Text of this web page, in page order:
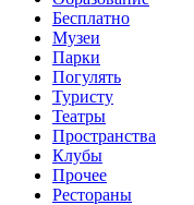
Бесплатно
Музеи
Парки
Погулять
Туристу
Театры
Пространства
Клубы
Прочее
Рестораны